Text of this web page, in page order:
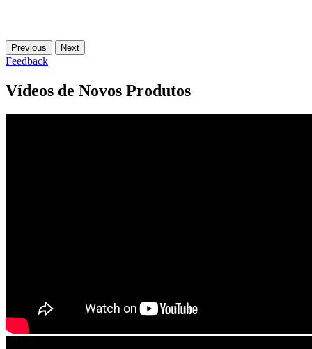
Previous Next
Feedback
Vídeos de Novos Produtos